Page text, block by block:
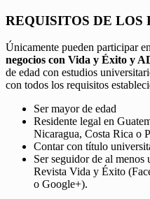
REQUISITOS DE LOS
Únicamente pueden participar
negocios con Vida y Éxito y
de edad con estudios
con todos los requisitos
Ser mayor de edad
Residente legal en
Nicaragua, Costa Rica o
Contar con título
Ser seguidor de al menos
Revista Vida y Éxito
o Google+).